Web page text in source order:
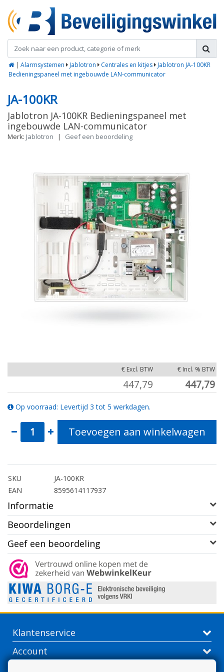
| Alarmsystemen Jablotron Centrales en kitjes Jablotron JA-100KR
Bedieningspaneel met ingebouwde LAN-communicator
JA-100KR
Jablotron JA-100KR Bedieningspaneel met
ingebouwde LAN-communicator
Merk: Jablotron | Geef een beoordeling
€ Excl. BTW € Incl. % BTW
447,79 447,79
Op voorraad: Levertijd 3 tot 5 werkdagen.
Toevoegen aan winkelwagen
SKU
JA-100KR
EAN
8595614117937
Informatie
Beoordelingen
Geef een beoordeling
Klantenservice
Account